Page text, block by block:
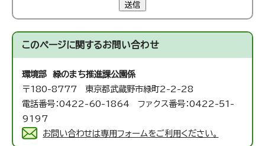
送信
このページに関するお問い合わせ
環境部 緑のまち推進課公園係
〒180-8777 東京都武蔵野市緑町2-2-28
電話番号：0422-60-1864 ファクス番号：0422-51-
9197
お問い合わせは専用フォームをご利用ください。